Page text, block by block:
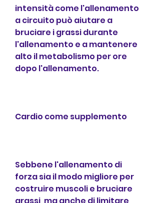
intensità come l'allenamento
a circuito può aiutare a
bruciare i grassi durante
l'allenamento e a mantenere
alto il metabolismo per ore
dopo l'allenamento.
Cardio come supplemento
Sebbene l'allenamento di
forza sia il modo migliore per
costruire muscoli e bruciare
grassi, ma anche di limitare